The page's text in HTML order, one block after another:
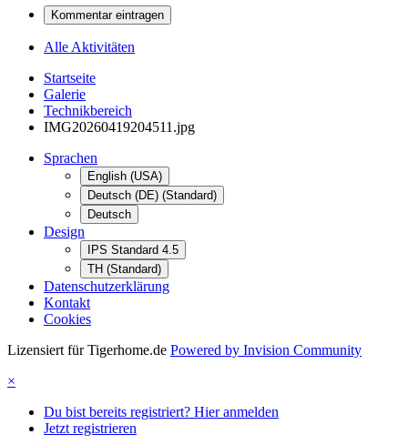
Kommentar eintragen
Alle Aktivitäten
Startseite
Galerie
Technikbereich
IMG20260419204511.jpg
Sprachen
English (USA)
Deutsch (DE) (Standard)
Deutsch
Design
IPS Standard 4.5
TH (Standard)
Datenschutzerklärung
Kontakt
Cookies
Lizensiert für Tigerhome.de Powered by Invision Community
×
Du bist bereits registriert? Hier anmelden
Jetzt registrieren